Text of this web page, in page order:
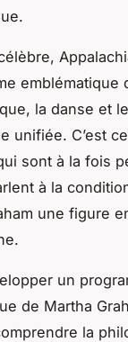
emblématique
la danse et
unifiée. C’est
sont à la fois
à la
une figure
un
de Martha
la